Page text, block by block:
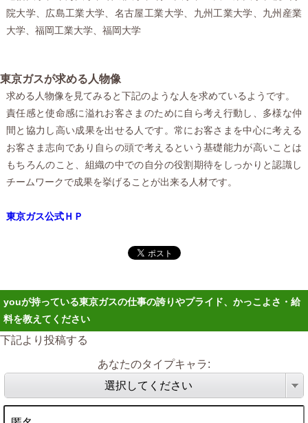
院大学、広島工業大学、名古屋工業大学、九州工業大学、九州産業
大学、福岡工業大学、福岡大学
東京ガスが求める人物像
求める人物像を見てみると下記のような人を求めているようです。
責任感と使命感に溢れお客さまのために自ら考え行動し、多様な仲
間と協力し高い成果を出せる人です。常にお客さまを中心に考える
お客さま志向であり自らの頭で考えるという基礎能力が高いことは
もちろんのこと、組織の中での自分の役割期待をしっかりと認識し
チームワークで成果を挙げることが出来る人材です。
東京ガス公式ＨＰ
youが持っている東京ガスの仕事の誇りやプライド、かっこよさ・給
料を教えてください
下記より投稿する
あなたのタイプキャラ:
選択してください